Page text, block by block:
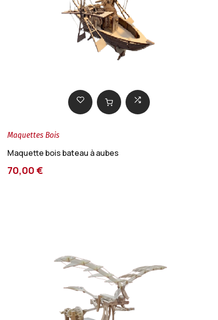
Maquettes Bois
Maquette bois bateau à aubes
70,00 €